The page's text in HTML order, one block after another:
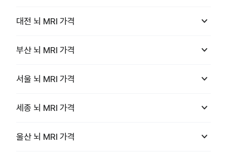
대전 뇌 MRI 가격 keyboard_arrow_down
부산 뇌 MRI 가격 keyboard_arrow_down
서울 뇌 MRI 가격 keyboard_arrow_down
세종 뇌 MRI 가격 keyboard_arrow_down
울산 뇌 MRI 가격 keyboard_arrow_down